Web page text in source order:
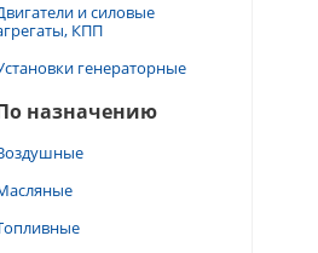
и силовые
КПП
генераторные
назначению